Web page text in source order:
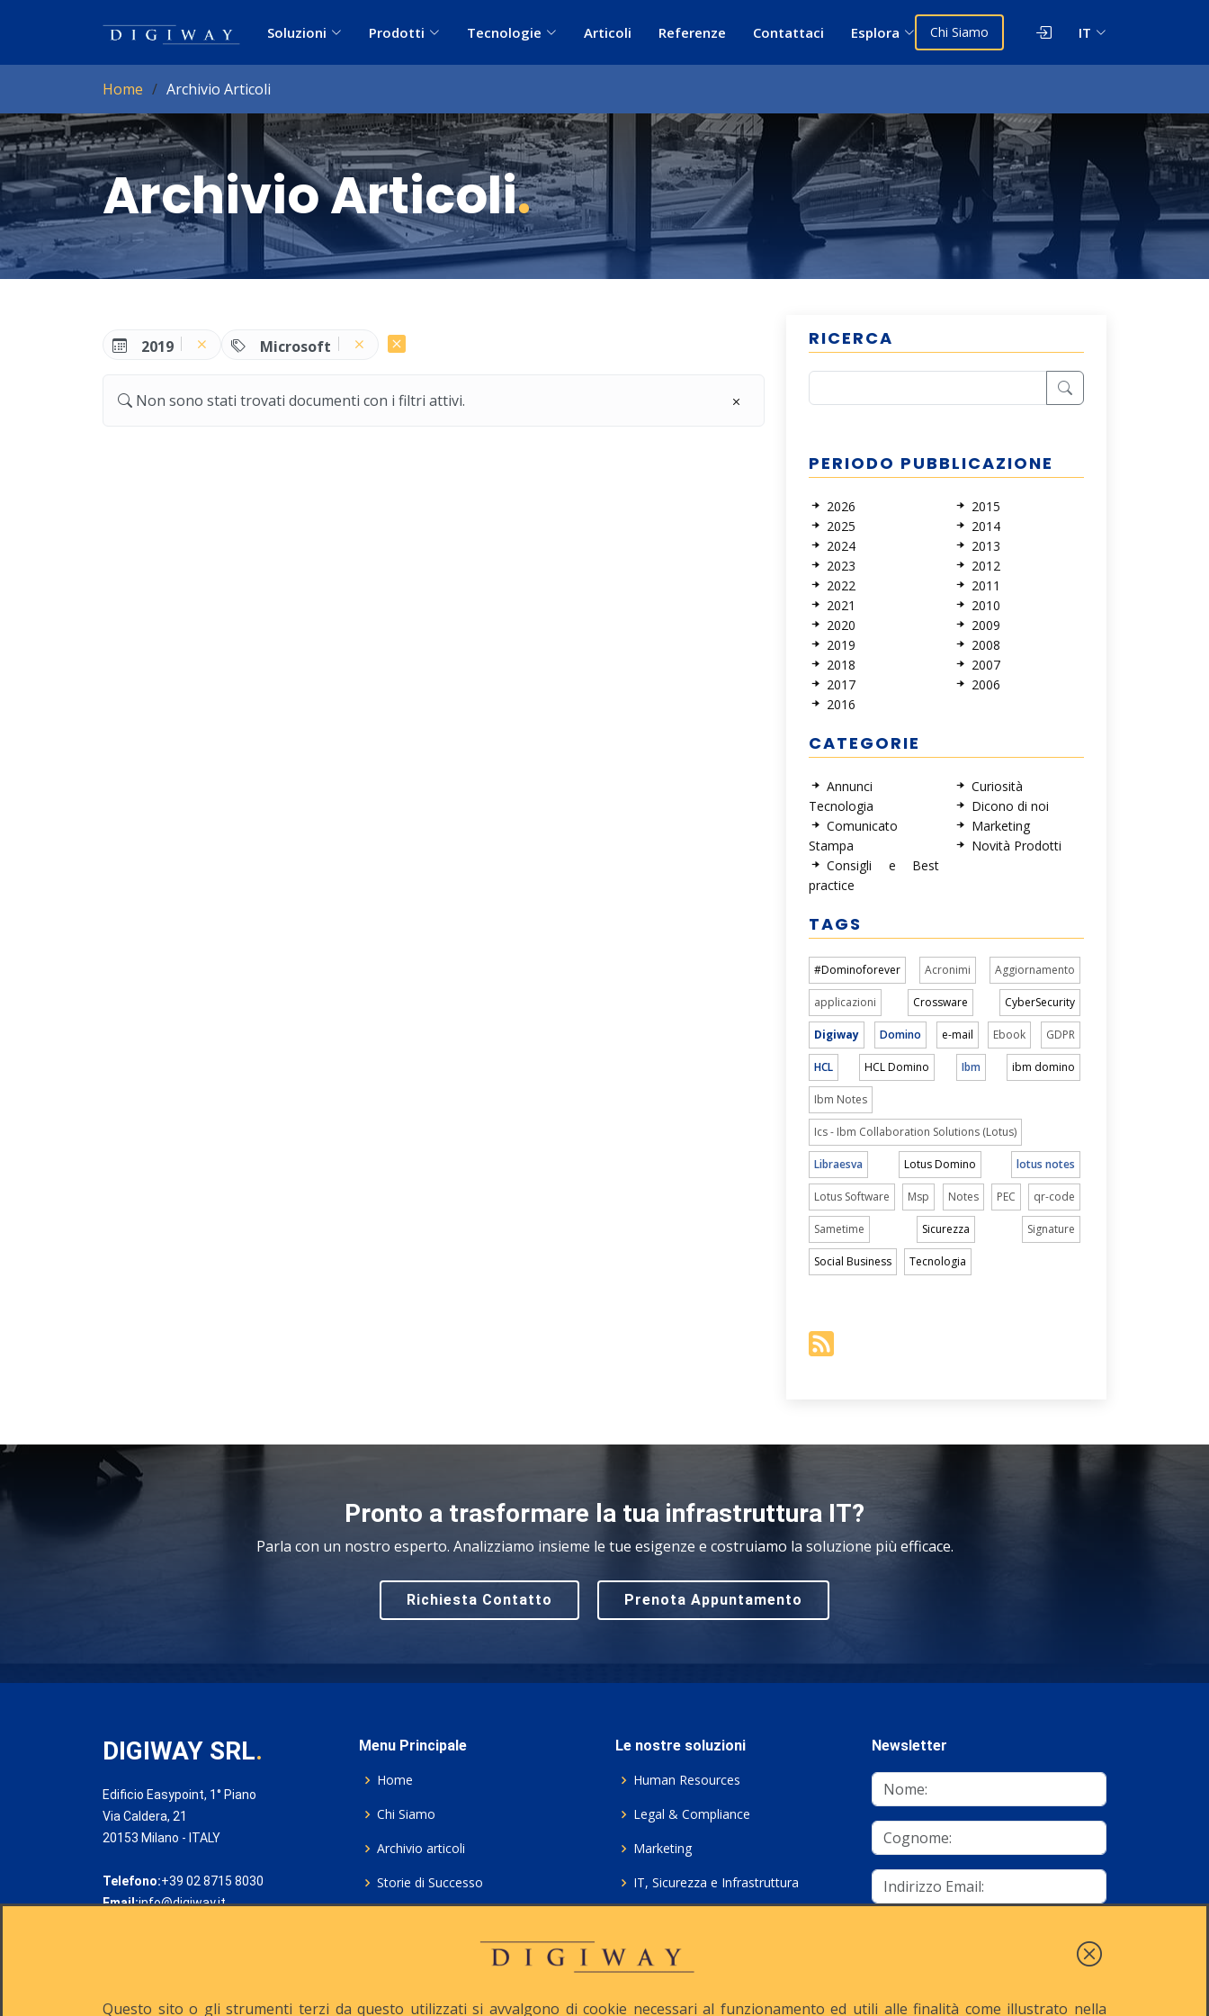
Soluzioni Prodotti Tecnologie Articoli Referenze Contattaci Esplora Chi Siamo IT
Home Archivio Articoli
Archivio Articoli.
2019 Microsoft
Non sono stati trovati documenti con i filtri attivi.
RICERCA
PERIODO PUBBLICAZIONE
2026
2025
2024
2023
2022
2021
2020
2019
2018
2017
2016
2015
2014
2013
2012
2011
2010
2009
2008
2007
2006
CATEGORIE
Annunci
Tecnologia
Comunicato
Stampa
Consigli e Best
practice
Curiosità
Dicono di noi
Marketing
Novità Prodotti
TAGS
#Dominoforever Acronimi Aggiornamento
applicazioni Crossware CyberSecurity
Digiway Domino e-mail Ebook GDPR
HCL HCL Domino Ibm ibm domino
Ibm Notes
Ics - Ibm Collaboration Solutions (Lotus)
Libraesva Lotus Domino lotus notes
Lotus Software Msp Notes PEC qr-code
Sametime Sicurezza Signature
Social Business Tecnologia
Pronto a trasformare la tua infrastruttura IT?
Parla con un nostro esperto. Analizziamo insieme le tue esigenze e costruiamo la soluzione più efficace.
Richiesta Contatto Prenota Appuntamento
DIGIWAY SRL.
Edificio Easypoint, 1° Piano
Via Caldera, 21
20153 Milano - ITALY
Telefono:+39 02 8715 8030
Email:info@digiway.it
Menu Principale
Home
Chi Siamo
Archivio articoli
Storie di Successo
Le nostre soluzioni
Human Resources
Legal & Compliance
Marketing
IT, Sicurezza e Infrastruttura
Consulenza ICT e Licenze
Newsletter
Questo sito o gli strumenti terzi da questo utilizzati si avvalgono di cookie necessari al funzionamento ed utili alle finalità come illustrato nella